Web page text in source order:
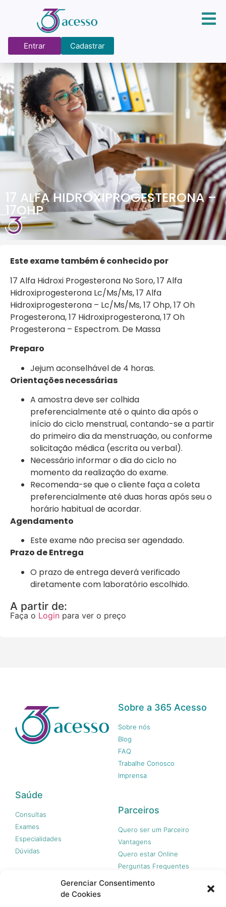
Gerenciar Consentimento
de Cookies
Entrar Cadastrar
17 ALFA HIDROXIPROGESTERONA –
17OHP
Este exame também é conhecido por
17 Alfa Hidroxi Progesterona No Soro, 17 Alfa
Hidroxiprogesterona Lc/Ms/Ms, 17 Alfa
Hidroxiprogesterona – Lc/Ms/Ms, 17 Ohp, 17 Oh
Progesterona, 17 Hidroxiprogesterona, 17 Oh
Progesterona – Espectrom. De Massa
Preparo
Jejum aconselhável de 4 horas.
Orientações necessárias
A amostra deve ser colhida
preferencialmente até o quinto dia após o
início do ciclo menstrual, contando-se a partir
do primeiro dia da menstruação, ou conforme
solicitação médica (escrita ou verbal).
Necessário informar o dia do ciclo no
momento da realização do exame.
Recomenda-se que o cliente faça a coleta
preferencialmente até duas horas após seu o
horário habitual de acordar.
Agendamento
Este exame não precisa ser agendado.
Prazo de Entrega
O prazo de entrega deverá verificado
diretamente com laboratório escolhido.
A partir de:
Faça o Login para ver o preço
Sobre a 365 Acesso
Sobre nós
Blog
FAQ
Trabalhe Conosco
Imprensa
Saúde
Consultas
Exames
Especialidades
Dúvidas
Parceiros
Quero ser um Parceiro
Vantagens
Quero estar Online
Perguntas Frequentes